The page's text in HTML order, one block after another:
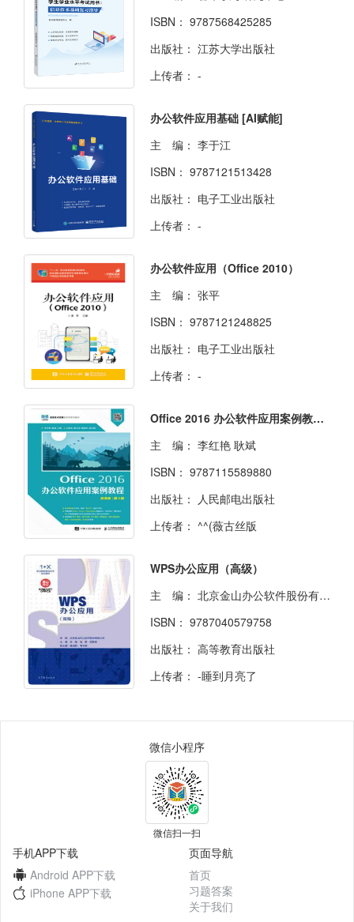
ISBN： 9787568425285
出版社： 江苏大学出版社
上传者： -
办公软件应用基础 [AI赋能]
主 编： 李于江
ISBN： 9787121513428
出版社： 电子工业出版社
上传者： -
办公软件应用（Office 2010）
主 编： 张平
ISBN： 9787121248825
出版社： 电子工业出版社
上传者： -
Office 2016 办公软件应用案例教程（微课版 第3版）
主 编： 李红艳 耿斌
ISBN： 9787115589880
出版社：
人民邮电出版社
上传者： ^^(薇古丝版
WPS办公应用（高级）
主 编： 北京金山办公软件股份有限公司
ISBN： 9787040579758
出版社： 高等教育出版社
上传者： -睡到月亮了
微信小程序
微信扫一扫
手机APP下载
Android APP下载
iPhone APP下载
页面导航
首页
习题答案
关于我们